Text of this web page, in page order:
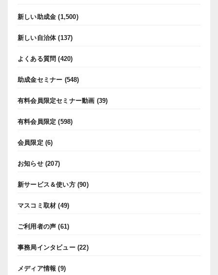
新しい助成金 (1,500)
新しい自治体(137)
よくある質問 (420)
助成金セミナー (548)
有料会員限定セミナー動画 (39)
有料会員限定 (598)
会員限定 (6)
お知らせ(207)
新サービス＆使い方(90)
マスコミ取材 (49)
ご利用者の声 (61)
事務局インタビュー(22)
メディア情報 (9)